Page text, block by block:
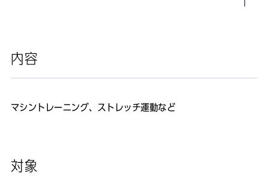
内容
マシントレーニング、ストレッチ運動など
対象